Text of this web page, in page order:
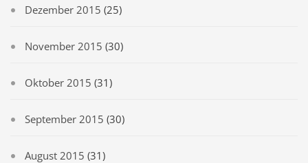
Dezember 2015 (25)
November 2015 (30)
Oktober 2015 (31)
September 2015 (30)
August 2015 (31)